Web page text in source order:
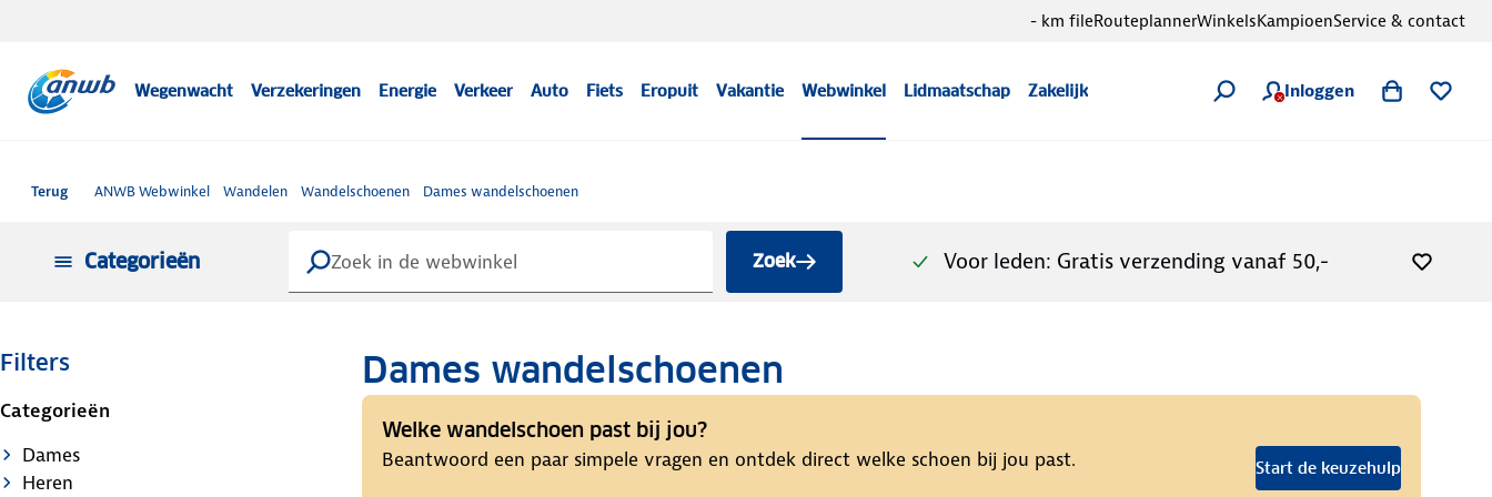
Wegenwacht Verzekeringen Energie Verkeer Auto Fiets Eropuit Vakantie Webwinkel Lidmaatschap Zakelijk Inloggen
- km fileRouteplannerWinkelsKampioenService & contact
Terug ANWB Webwinkel Wandelen Wandelschoenen Dames wandelschoenen
Categorieën Zoek Voor leden: Gratis verzending vanaf 50,-
Filters
Categorieën
Dames
Heren
Dames wandelschoenen
Welke wandelschoen past bij jou?
Beantwoord een paar simpele vragen en ontdek direct welke schoen bij jou past. Start de keuzehulp